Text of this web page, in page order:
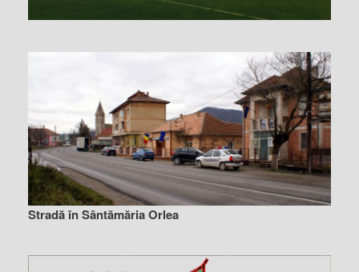
Stradă în Sântămăria Orlea